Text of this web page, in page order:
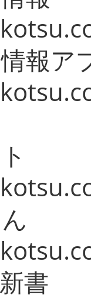
報ア
書